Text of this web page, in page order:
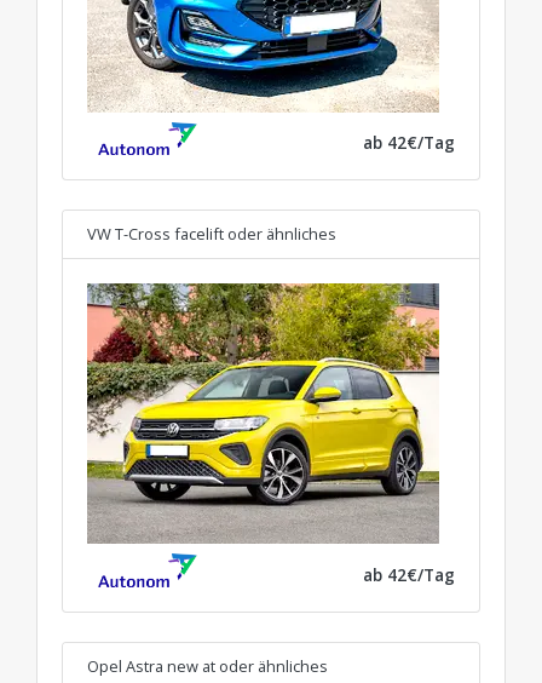
ab 42€/Tag
VW T-Cross facelift oder ähnliches
ab 42€/Tag
Opel Astra new at oder ähnliches